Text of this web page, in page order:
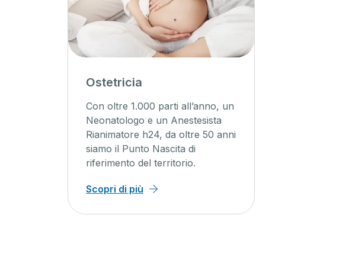
Ostetricia
Con oltre 1.000 parti all’anno, un
Neonatologo e un Anestesista
Rianimatore h24, da oltre 50 anni
siamo il Punto Nascita di
riferimento del territorio.
Scopri di più